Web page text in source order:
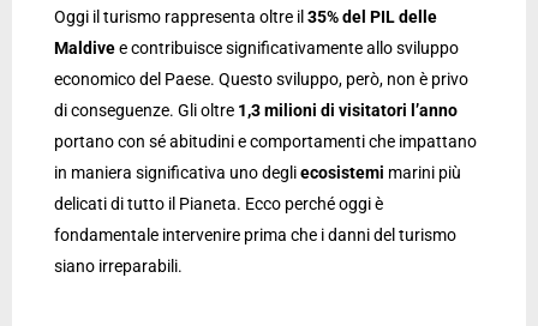
Oggi il turismo rappresenta oltre il 35% del PIL delle
Maldivee contribuisce significativamente allo sviluppo
economico del Paese. Questo sviluppo, però, non è privo
di conseguenze. Gli oltre 1,3 milioni di visitatori l’anno
portano con sé abitudini e comportamenti che impattano
in maniera significativa uno degliecosistemi marini più
delicati di tutto il Pianeta. Ecco perché oggi è
fondamentale intervenire prima che i danni del turismo
siano irreparabili.